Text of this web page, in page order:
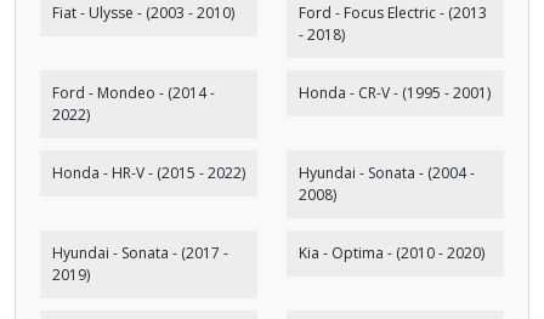
Fiat - Ulysse - (2003 - 2010)
Ford - Focus Electric - (2013
- 2018)
Ford - Mondeo - (2014 -
2022)
Honda - CR-V - (1995 - 2001)
Honda - HR-V - (2015 - 2022)
Hyundai - Sonata - (2004 -
2008)
Hyundai - Sonata - (2017 -
2019)
Kia - Optima - (2010 - 2020)